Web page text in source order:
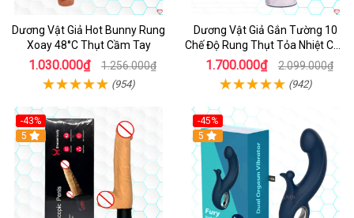
Dương Vật Giả Hot Bunny Rung
Xoay 48°C Thụt Cầm Tay
1.030.000₫ 1.256.000₫
(954)
Dương Vật Giả Gắn Tường 10
Chế Độ Rung Thụt Tỏa Nhiệt Cao
Cấp
1.700.000₫ 2.099.000₫
(942)
-43%
5
-45%
Hot
5